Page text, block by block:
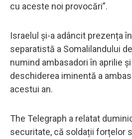
cu aceste noi provocări”.
Israelul și-a adâncit prezența
separatistă a Somalilandului
numind ambasadori în aprilie
deschiderea iminentă a
acestui an.
The Telegraph a relatat
securitate, că soldații forțelor